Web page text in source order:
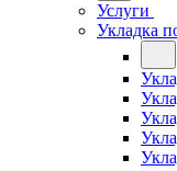
Услуги
Укладка